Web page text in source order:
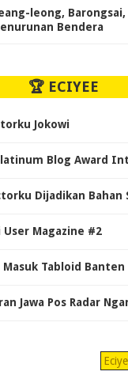
leong, Barongsai,
Bendera
🏆 ECIYEE
Jokowi
Blog Award
Dijadikan Bahan
Magazine #2
Masuk Tabloid Banten
Jawa Pos Radar